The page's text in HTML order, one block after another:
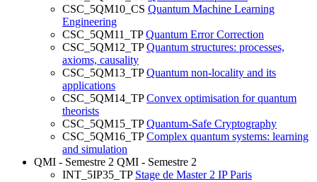
CSC_5QM10_CS Quantum Machine Learning
Engineering
CSC_5QM11_TP Quantum Error Correction
CSC_5QM12_TP Quantum structures: processes,
axioms, causality
CSC_5QM13_TP Quantum non-locality and its
applications
CSC_5QM14_TP Convex optimisation for quantum
theorists
CSC_5QM15_TP Quantum-Safe Cryptography
CSC_5QM16_TP Complex quantum systems: learning
and simulation
QMI - Semestre 2 QMI - Semestre 2
INT_5IP35_TP Stage de Master 2 IP Paris